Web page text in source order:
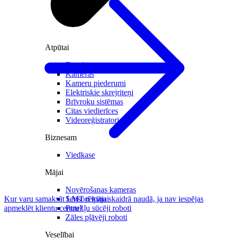
Atpūtai
Droni
Kameras
Kameru piederumi
Elektriskie skrejriteņi
Brīvroku sistēmas
Citas viedierīces
Videoreģistratori
Biznesam
Viedkase
Mājai
Novērošanas kameras
Sensori mājai
Putekļu sūcēji roboti
Zāles pļāvēji roboti
Veselībai
Kur varu samaksāt LMT rēķinu skaidrā naudā, ja nav iespējas
apmeklēt klientu centru?